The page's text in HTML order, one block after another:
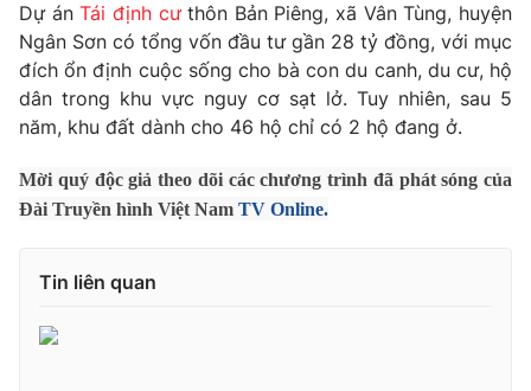
Phim VTV
Hậu trường
Nhân vật
Khán giả
Giải sao mai
Giải trí
Điện ảnh
Sao
Đời sống
Du lịch
Làm đẹp
Chất lượng cuộc sống
Giáo dục
Học trực tuyến
Giao lưu trực tuyến
Dự ánTái định cưthôn Bản Piêng, xã Vân Tùng, huyện
Ngân Sơn có tổng vốn đầu tư gần 28 tỷ đồng, với mục
đích ổn định cuộc sống cho bà con du canh, du cư, hộ
dân trong khu vực nguy cơ sạt lở. Tuy nhiên, sau 5
năm, khu đất dành cho 46 hộ chỉ có 2 hộ đang ở.
Mời quý độc giả theo dõi các chương trình đã phát sóng của
Đài Truyền hình Việt Nam TV Online.
Tin liên quan